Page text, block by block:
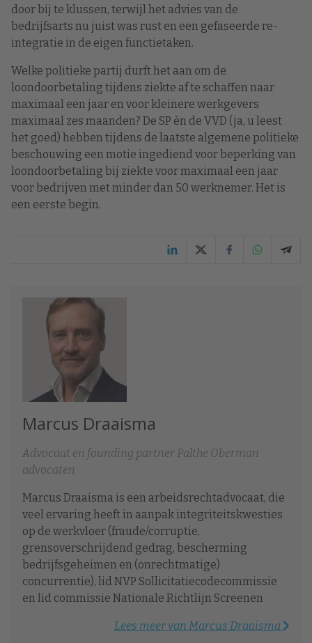
door bij te klussen, terwijl het advies van de
bedrijfsarts nu juist was rust en een gefaseerde re-
integratie in de eigen functietaken.
Welke politieke partij durft het aan om de
loondoorbetaling tijdens ziekte af te schaffen naar
maximaal een jaar en voor kleinere werkgevers
maximaal zes maanden? De SP èn de VVD (ja, u leest
het goed) hebben tijdens de laatste algemene politieke
beschouwing een motie ingediend voor beperking van
loondoorbetaling bij ziekte voor maximaal een jaar
voor bedrijven met minder dan 50 werknemer. Het is
een eerste begin.
Marcus Draaisma
Advocaat en founding partner Palthe Oberman
advocaten
Marcus Draaisma is een arbeidsrechtadvocaat, die
veel ervaring heeft in aanpak integriteitskwesties
op de werkvloer (fraude/corruptie,
grensoverschrijdend gedrag, bescherming
bedrijfsgeheimen en (onrechtmatige)
concurrentie), lid NVP Sollicitatiecodecommissie
en lid commissie Nationale Richtlijn Screenen
Lees meer van Marcus Draaisma